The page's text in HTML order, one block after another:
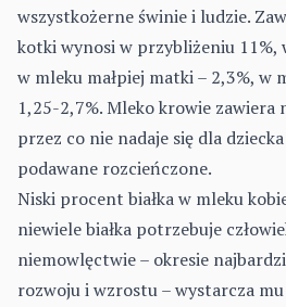
wszystkożerne świnie i ludzie.
kotki wynosi w przybliżeniu 11%,
w mleku małpiej matki – 2,3%, w
1,25-2,7%. Mleko krowie zawiera
przez co nie nadaje się dla
podawane rozcieńczone.
Niski procent białka w mleku
niewiele białka potrzebuje
niemowlęctwie – okresie
rozwoju i wzrostu – wystarcza mu